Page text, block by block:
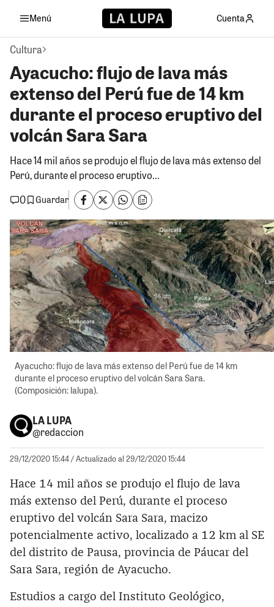
Menú Cuenta
Cultura
Ayacucho: flujo de lava más
extenso del Perú fue de 14 km
durante el proceso eruptivo del
volcán Sara Sara
Hace 14 mil años se produjo el flujo de lava más extenso del
Perú, durante el proceso eruptivo...
0
Guardar
Ayacucho: flujo de lava más extenso del Perú fue de 14 km
durante el proceso eruptivo del volcán Sara Sara.
(Composición: lalupa).
LA LUPA
@redaccion
29/12/2020 15:44/ Actualizado al 29/12/2020 15:44
Hace 14 mil años se produjo el flujo de lava
más extenso del Perú, durante el proceso
eruptivo del volcán Sara Sara, macizo
potencialmente activo, localizado a 12 km al SE
del distrito de Pausa, provincia de Páucar del
Sara Sara, región de Ayacucho.
Estudios a cargo del Instituto Geológico,